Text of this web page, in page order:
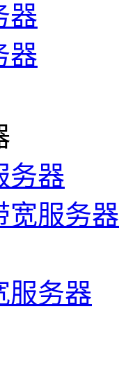
器
器
务器
宽服务器
服务器